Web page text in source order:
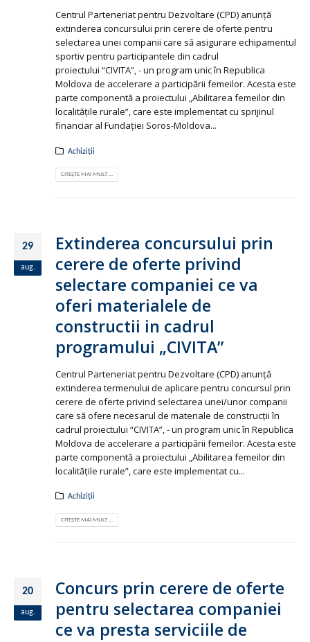
Centrul Parteneriat pentru Dezvoltare (CPD) anunţă
extinderea concursului prin cerere de oferte pentru
selectarea unei companii care să asigurare echipamentul
sportiv pentru participantele din cadrul
proiectului “CIVITA”, - un program unic în Republica
Moldova de accelerare a participării femeilor. Acesta este
parte componentă a proiectului „Abilitarea femeilor din
localitățile rurale”, care este implementat cu sprijinul
financiar al Fundaţiei Soros-Moldova...
Achiziții
CITEȘTE MAI MULT ...
29
aug.
Extinderea concursului prin
cerere de oferte privind
selectare companiei ce va
oferi materialele de
constructii in cadrul
programului „CIVITA”
Centrul Parteneriat pentru Dezvoltare (CPD) anunţă
extinderea termenului de aplicare pentru concursul prin
cerere de oferte privind selectarea unei/unor companii
care să ofere necesarul de materiale de construcţii în
cadrul proiectului “CIVITA”, - un program unic în Republica
Moldova de accelerare a participării femeilor. Acesta este
parte componentă a proiectului „Abilitarea femeilor din
localitățile rurale”, care este implementat cu...
Achiziții
CITEȘTE MAI MULT ...
20
aug.
Concurs prin cerere de oferte
pentru selectarea companiei
ce va presta serviciile de